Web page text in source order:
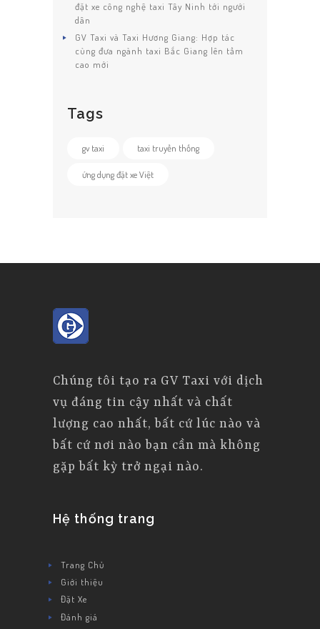
đặt xe công nghệ taxi Tây Ninh tới ngưới
dân
GV Taxi và Taxi Hương Giang: Hợp tác
cùng đưa ngành taxi Bắc Giang lên tầm
cao mới
Tags
gv taxi taxi truyền thống
ứng dụng đặt xe Việt
Chúng tôi tạo ra GV Taxi với dịch
vụ đáng tin cậy nhất và chất
lượng cao nhất, bất cứ lúc nào và
bất cứ nơi nào bạn cần mà không
gặp bất kỳ trở ngại nào.
Hệ thống trang
Trang Chủ
Giới thiệu
Đặt Xe
Đánh giá